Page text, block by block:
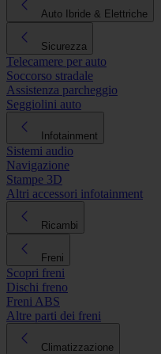
Auto Ibride & Elettriche
Sicurezza
Telecamere per auto
Soccorso stradale
Assistenza parcheggio
Seggiolini auto
Infotainment
Sistemi audio
Navigazione
Stampe 3D
Altri accessori infotainment
Ricambi
Freni
Scopri freni
Dischi freno
Freni ABS
Altre parti dei freni
Climatizzazione